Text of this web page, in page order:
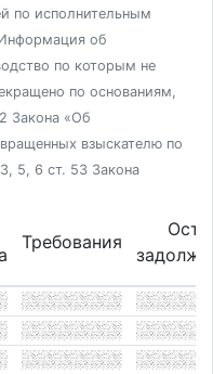
по исполнительным
об
по которым не
по основаниям,
Закона «Об
взыскателю по
5, 6 ст. 53 Закона
Требования